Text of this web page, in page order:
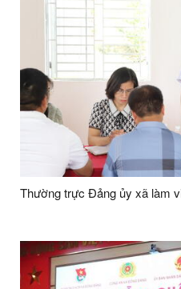
Thường trực Đảng ủy xã làm